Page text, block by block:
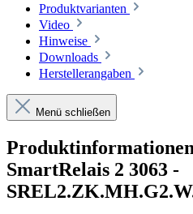
Produktvarianten
Video
Hinweise
Downloads
Herstellerangaben
Menü schließen
SmartRelais 2 3063 -